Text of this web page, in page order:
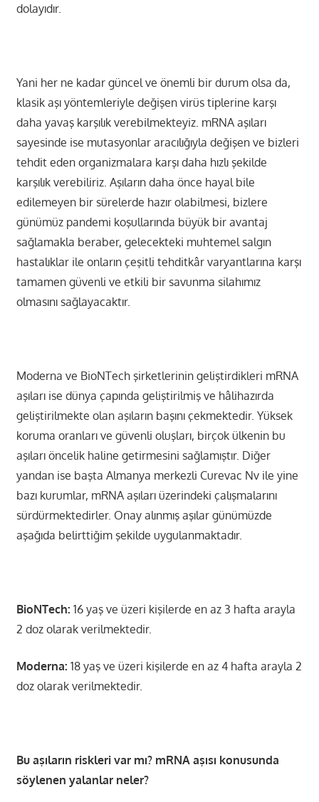
dolayıdır.
Yani her ne kadar güncel ve önemli bir durum olsa da,
klasik aşı yöntemleriyle değişen virüs tiplerine karşı
daha yavaş karşılık verebilmekteyiz. mRNA aşıları
sayesinde ise mutasyonlar aracılığıyla değişen ve bizleri
tehdit eden organizmalara karşı daha hızlı şekilde
karşılık verebiliriz. Aşıların daha önce hayal bile
edilemeyen bir sürelerde hazır olabilmesi, bizlere
günümüz pandemi koşullarında büyük bir avantaj
sağlamakla beraber, gelecekteki muhtemel salgın
hastalıklar ile onların çeşitli tehditkâr varyantlarına karşı
tamamen güvenli ve etkili bir savunma silahımız
olmasını sağlayacaktır.
Moderna ve BioNTech şirketlerinin geliştirdikleri mRNA
aşıları ise dünya çapında geliştirilmiş ve hâlihazırda
geliştirilmekte olan aşıların başını çekmektedir. Yüksek
koruma oranları ve güvenli oluşları, birçok ülkenin bu
aşıları öncelik haline getirmesini sağlamıştır. Diğer
yandan ise başta Almanya merkezli Curevac Nv ile yine
bazı kurumlar, mRNA aşıları üzerindeki çalışmalarını
sürdürmektedirler. Onay alınmış aşılar günümüzde
aşağıda belirttiğim şekilde uygulanmaktadır.
BioNTech: 16 yaş ve üzeri kişilerde en az 3 hafta arayla
2 doz olarak verilmektedir.
Moderna: 18 yaş ve üzeri kişilerde en az 4 hafta arayla 2
doz olarak verilmektedir.
Bu aşıların riskleri var mı? mRNA aşısı konusunda
söylenen yalanlar neler?